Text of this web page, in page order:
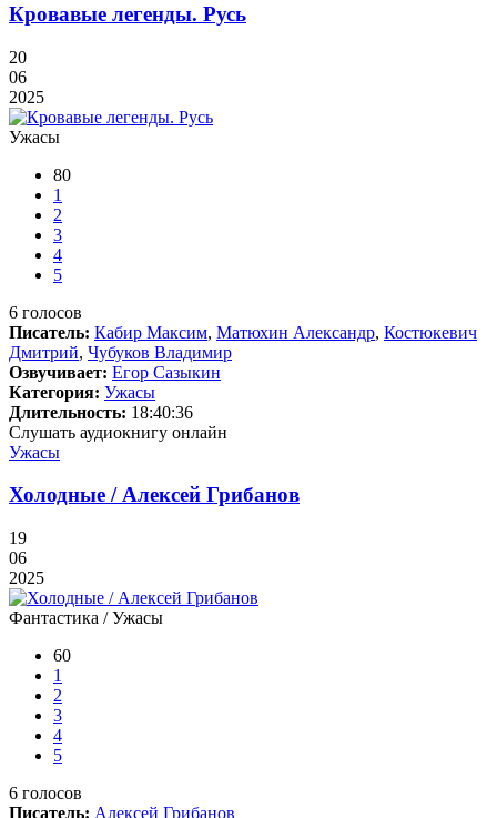
Кровавые легенды. Русь
20
06
2025
Ужасы
80
1
2
3
4
5
6 голосов
Писатель: Кабир Максим, Матюхин Александр, Костюкевич
Дмитрий, Чубуков Владимир
Озвучивает: Егор Сазыкин
Категория: Ужасы
Длительность: 18:40:36
Слушать аудиокнигу онлайн
Ужасы
Холодные / Алексей Грибанов
19
06
2025
Фантастика / Ужасы
60
1
2
3
4
5
6 голосов
Писатель: Алексей Грибанов